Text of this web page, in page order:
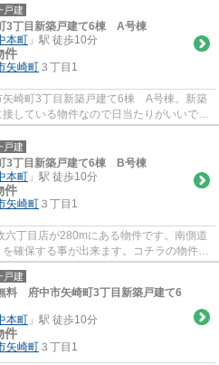
戸建
3丁目新築戸建て6棟 A号棟
本町 」駅 徒歩10分
件
矢崎町 ３丁目1
矢崎町3丁目新築戸建て6棟 A号棟。新築
している物件なので日当たりがいいで
する物件です...
戸建
3丁目新築戸建て6棟 B号棟
本町 」駅 徒歩10分
件
矢崎町 ３丁目1
六丁目店が280mにある物件です。南側道
確保する事が出来ます。コチラの物件は
心な物件とな...
戸建
料 府中市矢崎町3丁目新築戸建て6
本町 」駅 徒歩10分
件
矢崎町 ３丁目1